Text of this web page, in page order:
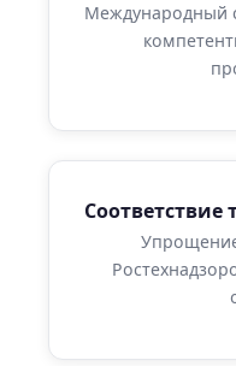
Международный
Соответствие